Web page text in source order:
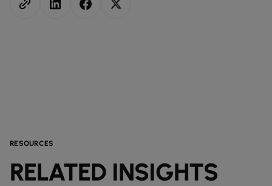
RESOURCES
RELATED INSIGHTS